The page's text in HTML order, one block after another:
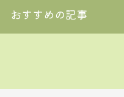
おすすめの記事